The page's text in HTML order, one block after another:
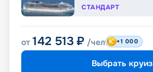
СТАНДАРТ
от 142 513 ₽ /чел +1 000
Выбрать круиз